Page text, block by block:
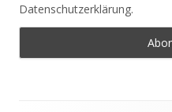
Datenschutzerklärung.